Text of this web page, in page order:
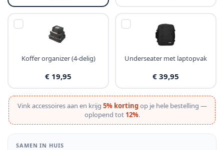
Koffer organizer (4-delig)
€ 19,95
Underseater met laptopvak
€ 39,95
Vink accessoires aan en krijg 5% kortingop je hele bestelling —
oplopend tot 12%.
SAMEN IN HUIS